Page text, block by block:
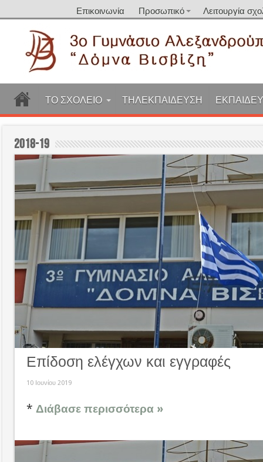
Επικοινωνία Προσωπικό Λειτουργία
ΤΟ ΣΧΟΛΕΙΟ ΤΗΛΕΚΠΑΙΔΕΥΣΗ
2018-19
Επίδοση ελέγχων και εγγραφές
10 Ιουνίου 2019
* Διάβασε περισσότερα »